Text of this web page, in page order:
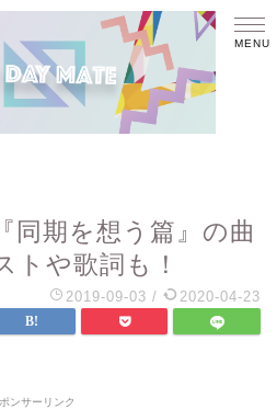
同期を想う篇』の曲
トや歌詞も！
2019-09-03 / 2020-04-23
ンサーリンク